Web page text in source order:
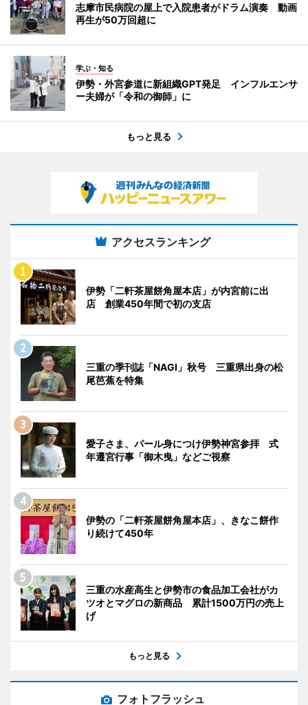
志摩市民病院の屋上で入院患者がドラム演奏 動画
再生が50万回超に
学ぶ・知る
伊勢・外宮参道に新組織GPT発足 インフルエンサ
ー夫婦が「令和の御師」に
もっと見る
アクセスランキング
伊勢「二軒茶屋餅角屋本店」が内宮前に出
店 創業450年間で初の支店
三重の季刊誌「NAGI」秋号 三重県出身の松
尾芭蕉を特集
愛子さま、パール身につけ伊勢神宮参拝 式
年遷宮行事「御木曳」などご視察
伊勢の「二軒茶屋餅角屋本店」、きなこ餅作
り続けて450年
三重の水産高生と伊勢市の食品加工会社がカ
ツオとマグロの新商品 累計1500万円の売上
げ
もっと見る
フォトフラッシュ